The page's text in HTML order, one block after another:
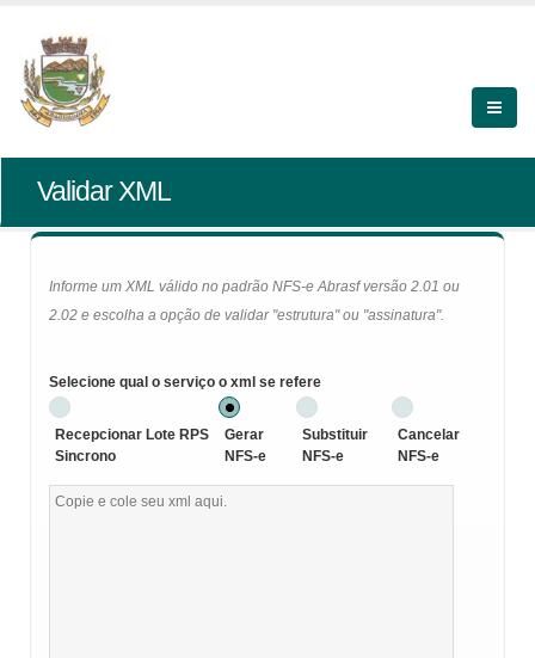
Validar XML
Informe um XML válido no padrão NFS-e Abrasf versão 2.01 ou
2.02 e escolha a opção de validar "estrutura" ou "assinatura".
Selecione qual o serviço o xml se refere
Recepcionar Lote RPS
Sincrono
Gerar
NFS-e
Substituir
NFS-e
Cancelar
NFS-e